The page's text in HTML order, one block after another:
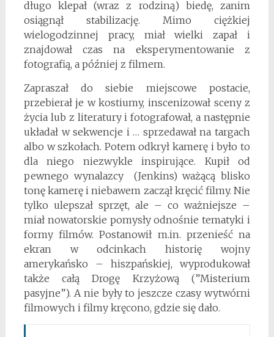
długo klepał (wraz z rodziną) biedę, zanim
osiągnął stabilizację. Mimo ciężkiej
wielogodzinnej pracy, miał wielki zapał i
znajdował czas na eksperymentowanie z
fotografią, a później z filmem.
Zapraszał do siebie miejscowe postacie,
przebierał je w kostiumy, inscenizował sceny z
życia lub z literatury i fotografował, a następnie
układał w sekwencje i … sprzedawał na targach
albo w szkołach. Potem odkrył kamerę i było to
dla niego niezwykle inspirujące. Kupił od
pewnego wynalazcy (Jenkins) ważącą blisko
tonę kamerę i niebawem zaczął kręcić filmy. Nie
tylko ulepszał sprzęt, ale – co ważniejsze –
miał nowatorskie pomysły odnośnie tematyki i
formy filmów. Postanowił m.in. przenieść na
ekran w odcinkach historię wojny
amerykańsko – hiszpańskiej, wyprodukował
także całą Drogę Krzyżową (”Misterium
pasyjne”). A nie były to jeszcze czasy wytwórni
filmowych i filmy kręcono, gdzie się dało.